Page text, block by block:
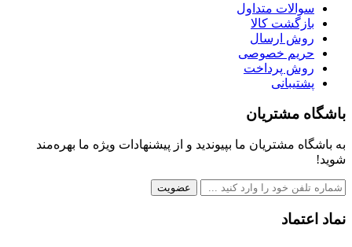
سوالات متداول
بازگشت کالا
روش ارسال
حریم خصوصی
روش پرداخت
پشتیبانی
باشگاه مشتریان
به باشگاه مشتریان ما بپیوندید و از پیشنهادات ویژه ما بهره‌مند
شوید!
عضویت
نماد اعتماد